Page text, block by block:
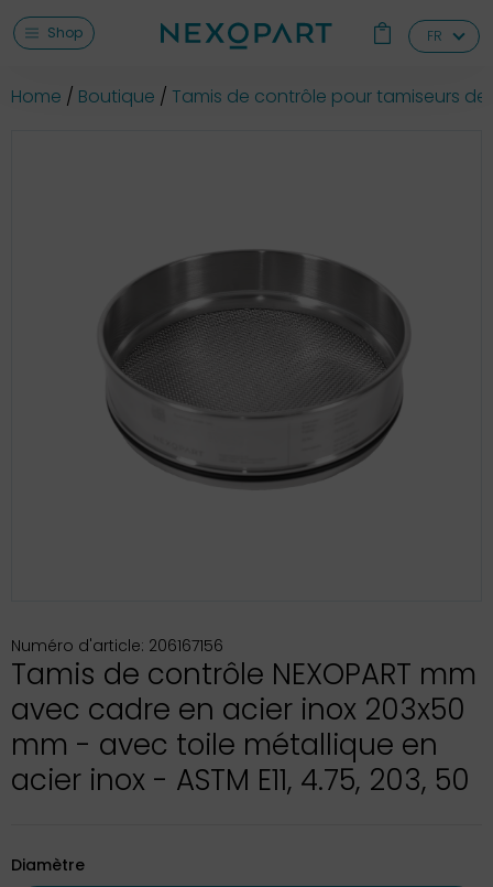
Shop FR
Home Boutique Tamis de contrôle pour tamiseurs
Numéro d'article: 206167156
Tamis de contrôle NEXOPART mm
avec cadre en acier inox 203x50
mm - avec toile métallique en
acier inox - ASTM E11, 4.75, 203, 50
Diamètre